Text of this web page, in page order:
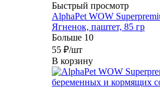
Быстрый просмотр
AlphaPet WOW
Ягненок, паштет, 85 гр
Больше 10
55 ₽/шт
В корзину